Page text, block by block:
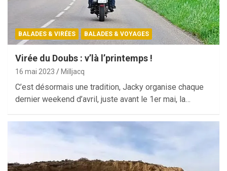
BALADES & VIRÉES BALADES & VOYAGES
Virée du Doubs : v’là l’printemps !
16 mai 2023 Milljacq
C’est désormais une tradition, Jacky organise chaque
dernier weekend d’avril, juste avant le 1er mai, la…